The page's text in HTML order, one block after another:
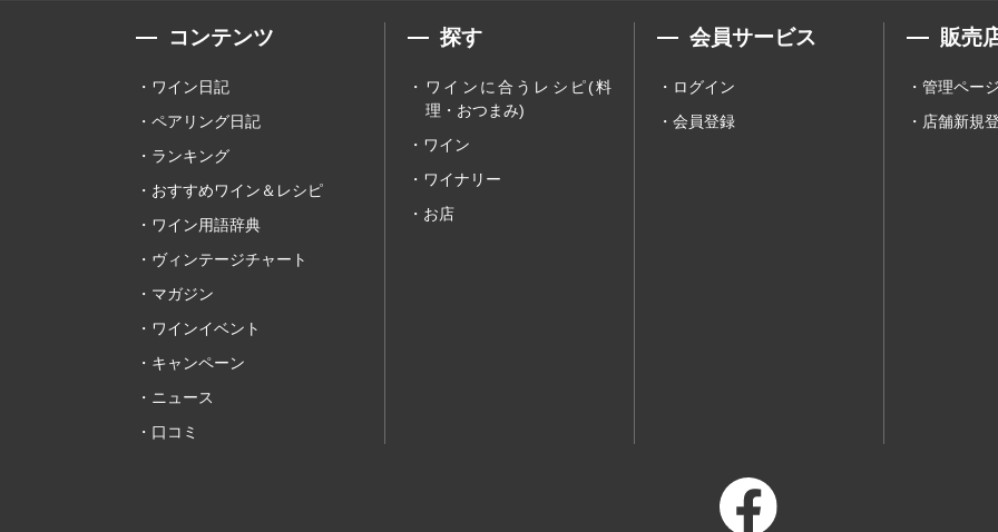
コンテンツ
ワイン日記
ペアリング日記
ランキング
おすすめワイン＆レシピ
ワイン用語辞典
ヴィンテージチャート
マガジン
ワインイベント
キャンペーン
ニュース
口コミ
探す
ワインに合うレシピ(料
理・おつまみ)
ワイン
ワイナリー
お店
会員サービス
ログイン
会員登録
販売
管理ペー
店舗新規